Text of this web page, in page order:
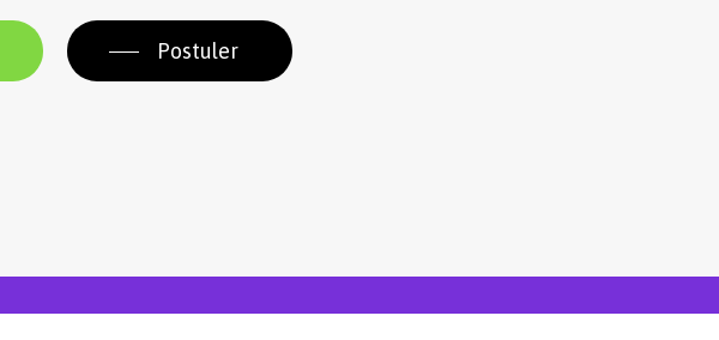
Postuler